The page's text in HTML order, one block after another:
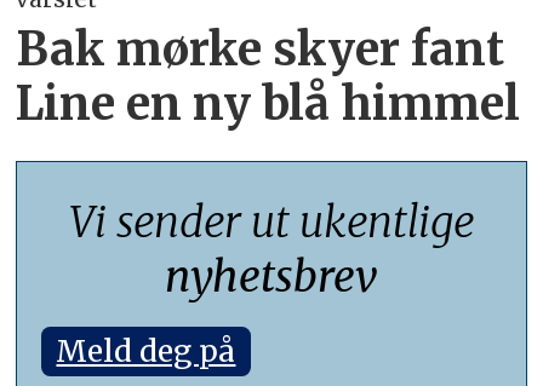
Bak mørke skyer fant
Line en ny blå himmel
Vi sender ut ukentlige
nyhetsbrev
Meld deg på